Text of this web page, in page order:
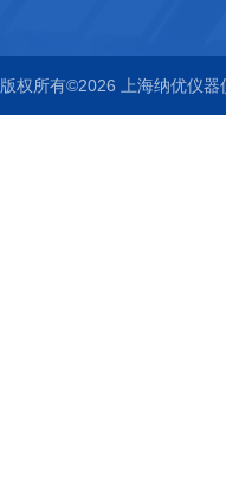
版权所有©2026 上海纳优仪